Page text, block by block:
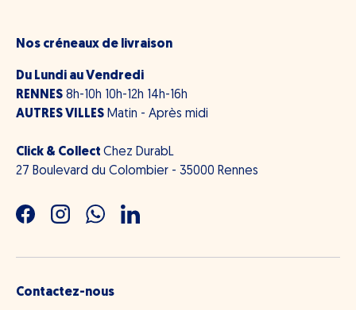
Nos créneaux de livraison
Du Lundi au Vendredi
RENNES 8h-10h 10h-12h 14h-16h
AUTRES VILLES Matin - Après midi
Click & Collect Chez DurabL
27 Boulevard du Colombier - 35000 Rennes
FacebookInstagramWhatsAppLinkedIn
Contactez-nous